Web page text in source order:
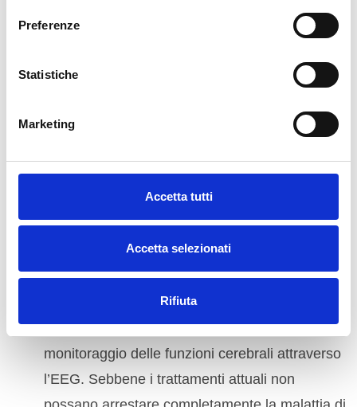
Preferenze
Statistiche
Marketing
Accetta tutti
Accetta selezionati
Rifiuta
Esami Diagnostici
le funzioni cognitive del paziente.
escludere altre cause di deterioramento
Dosaggio dei Biomarcatori: per amiloidosi e
Elettroencefalogramma (EEG): per monitorare
l’attività cerebrale.
Trattamenti Personalizzati:
Oltre alle terapie farmacologiche, offriamo un
percorso diriabilitazione neurocognitivae
monitoraggio delle funzioni cerebrali attraverso
l’EEG. Sebbene i trattamenti attuali non